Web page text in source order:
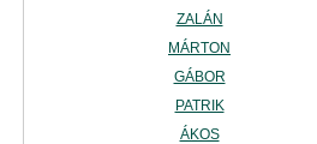
ZALÁN
MÁRTON
GÁBOR
PATRIK
ÁKOS